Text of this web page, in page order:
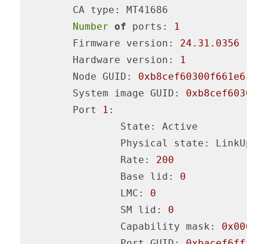
        CA type: MT41686
Number
of ports: 1
        Firmware version:
24.31 .0356
        Hardware version:
1
        Node GUID:
0xb8cef60300f661e6
        System image GUID:
        Port
1 :
                State: Active
                Physical state: LinkUp
Rate : 200
                Base lid:
0
LMC : 0
                SM lid:
0
                Capability mask: